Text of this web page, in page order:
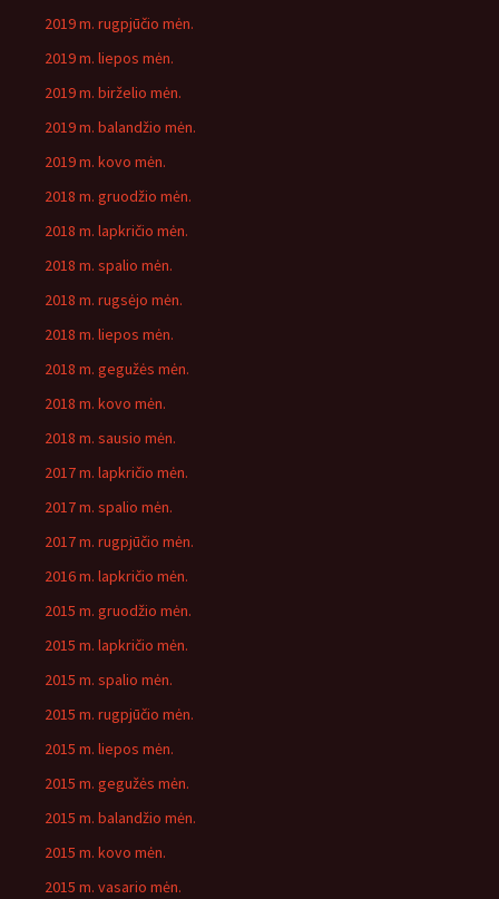
2019 m. rugpjūčio mėn.
2019 m. liepos mėn.
2019 m. birželio mėn.
2019 m. balandžio mėn.
2019 m. kovo mėn.
2018 m. gruodžio mėn.
2018 m. lapkričio mėn.
2018 m. spalio mėn.
2018 m. rugsėjo mėn.
2018 m. liepos mėn.
2018 m. gegužės mėn.
2018 m. kovo mėn.
2018 m. sausio mėn.
2017 m. lapkričio mėn.
2017 m. spalio mėn.
2017 m. rugpjūčio mėn.
2016 m. lapkričio mėn.
2015 m. gruodžio mėn.
2015 m. lapkričio mėn.
2015 m. spalio mėn.
2015 m. rugpjūčio mėn.
2015 m. liepos mėn.
2015 m. gegužės mėn.
2015 m. balandžio mėn.
2015 m. kovo mėn.
2015 m. vasario mėn.